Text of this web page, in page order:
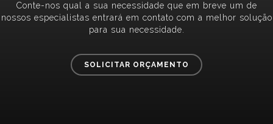
Conte-nos qual a sua necessidade que em breve um de
nossos especialistas entrará em contato com a melhor solução
para sua necessidade.
SOLICITAR ORÇAMENTO